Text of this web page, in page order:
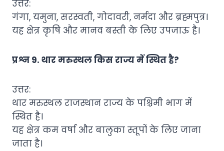
उत्तर:
गंगा, यमुना, सरस्वती, गोदावरी, नर्मदा और ब्रह्मपुत्र।
यह क्षेत्र कृषि और मानव बस्ती के लिए उपजाऊ है।
प्रश्न 9. थार मरुस्थल किस राज्य में स्थित है?
उत्तर:
थार मरुस्थल राजस्थान राज्य के पश्चिमी भाग में
स्थित है।
यह क्षेत्र कम वर्षा और बालुका स्तूपों के लिए जाना
जाता है।